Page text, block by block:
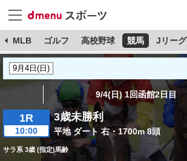
MLB ゴルフ 高校野球 競馬 Jリーグ
9/4(日) 1回函館2日目
1R
10:00
3歳未勝利
平地 ダート 右・1700m 8頭
サラ系 3歳 (指定)馬齢